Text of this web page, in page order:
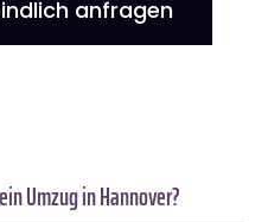
anfragen
Umzug in Hannover?